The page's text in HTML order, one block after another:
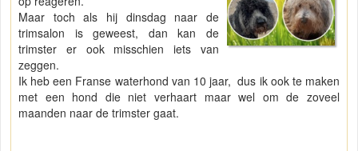
Maar toch als hij dinsdag naar de
trimsalon is geweest, dan kan de
trimster er ook misschien iets van
zeggen.
Ik heb een Franse waterhond van 10 jaar, dus ik ook te maken
met een hond die niet verhaart maar wel om de zoveel
maanden naar de trimster gaat.